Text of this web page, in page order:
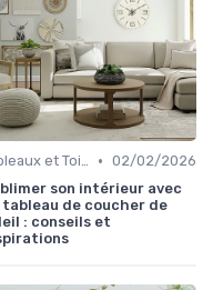
Tableaux et Toiles • 02/02/2026
son intérieur avec
tableau de coucher de
: conseils et